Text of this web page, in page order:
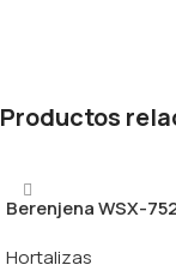
Productos
Berenjena WSX-
Hortalizas